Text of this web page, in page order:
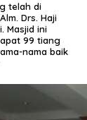
telah di
Drs. Haji
Masjid ini
99 tiang
nama baik